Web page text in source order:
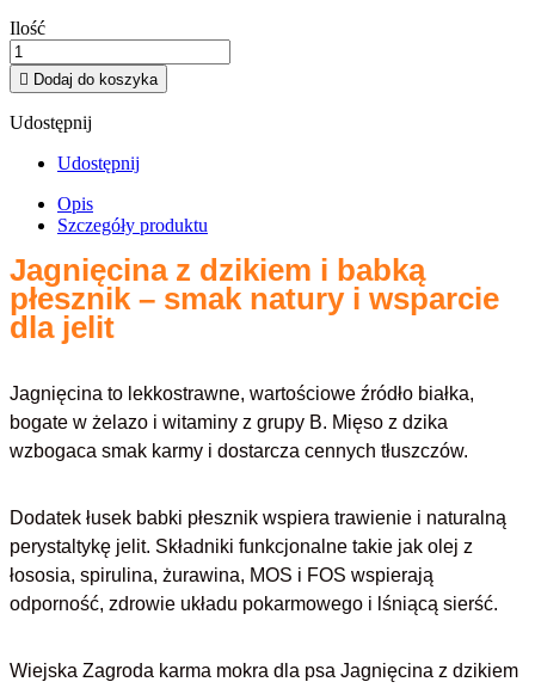
Ilość
 Dodaj do koszyka
Udostępnij
Udostępnij
Opis
Szczegóły produktu
Jagnięcina z dzikiem i babką
płesznik – smak natury i wsparcie
dla jelit
Jagnięcina to lekkostrawne, wartościowe źródło białka,
bogate w żelazo i witaminy z grupy B. Mięso z dzika
wzbogaca smak karmy i dostarcza cennych tłuszczów.
Dodatek łusek babki płesznik wspiera trawienie i naturalną
perystaltykę jelit. Składniki funkcjonalne takie jak olej z
łososia, spirulina, żurawina, MOS i FOS wspierają
odporność, zdrowie układu pokarmowego i lśniącą sierść.
Wiejska Zagroda karma mokra dla psa Jagnięcina z dzikiem